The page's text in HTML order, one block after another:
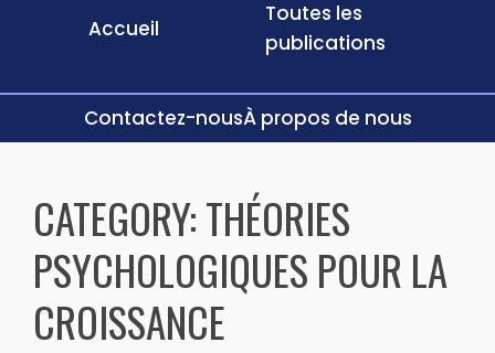
Accueil
Toutes les
publications
Contactez-nousÀ propos de nous
contentCATEGORY:THÉORIES
PSYCHOLOGIQUES POUR LA
CROISSANCE